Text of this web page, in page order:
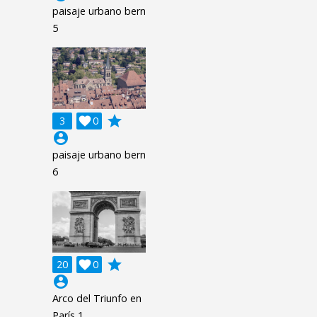
paisaje urbano bern
5
3 0

grade
account_circle
paisaje urbano bern
6
20 0

grade
account_circle
Arco del Triunfo en